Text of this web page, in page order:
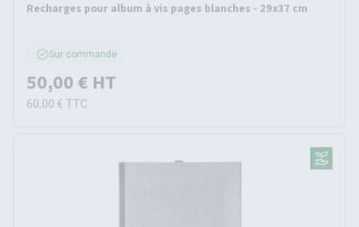
Recharges pour album à vis pages blanches - 29x37 cm
Sur commande
50,00 € HT
60,00 € TTC